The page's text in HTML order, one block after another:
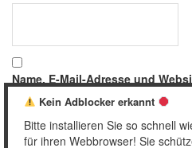
Name, E-Mail-Adresse und
meinen nächsten Kommentar
Kein Adblocker erkannt
Bitte installieren Sie so schnell
für ihren Webbrowser! Sie